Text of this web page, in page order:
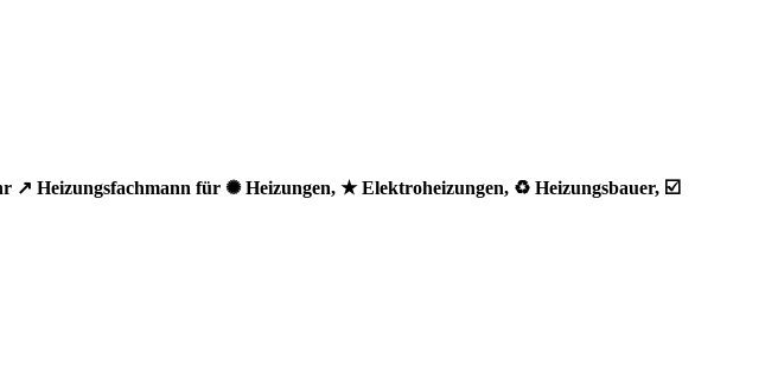
Heizungsfachmann für ✺ Heizungen, ★ Elektroheizungen, ♻ Heizungsbauer, ☑️